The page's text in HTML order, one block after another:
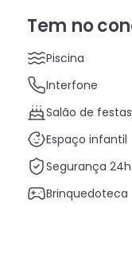
Tem no
Piscina
Interfone
Salão de festas
Espaço infantil
Segurança 24h
Brinquedoteca